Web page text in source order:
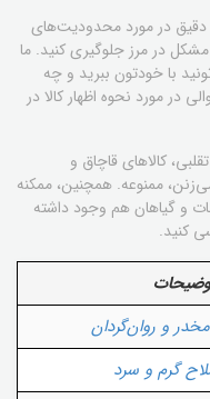
دقیق در مورد محدودیت‌های
در مرز جلوگیری کنید. ما
با خودتون ببرید و چه
در مورد نحوه اظهار کالا در
کالاهای قاچاق و
ممنوعه. همچنین، ممکنه
و گیاهان هم وجود داشته
کنید.
و روان‌گردان
گرم و سرد